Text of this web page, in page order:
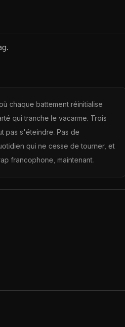
chaque battement réinitialise
qui tranche le vacarme. Trois
pas s'éteindre. Pas de
qui ne cesse de tourner, et
francophone, maintenant.